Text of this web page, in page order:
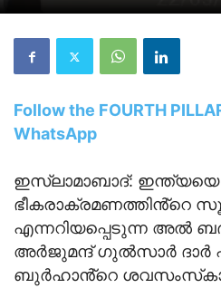
Follow the FOURTH
WhatsApp
ഇസ്ലാമാബാദ്:
ഭീകരാക്രമണത്തിൻ്റെ
എന്നറിയപ്പെടുന്ന അൽ
അർജുമന്ദ് ഗുൽസാർ ദാർ
ബുർഹാൻ്റെ